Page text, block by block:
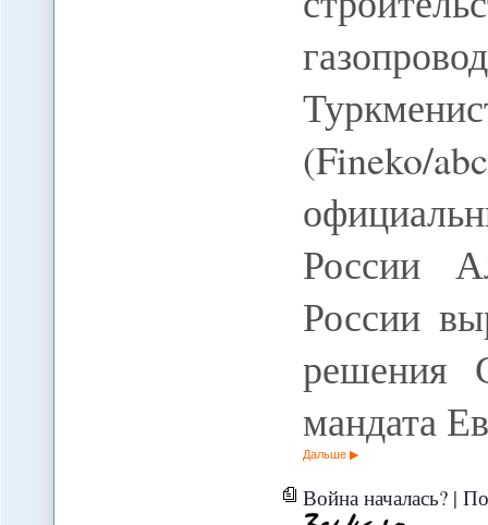
(Fineko/
России
России
решения
мандата
Дальше
Война началась? |